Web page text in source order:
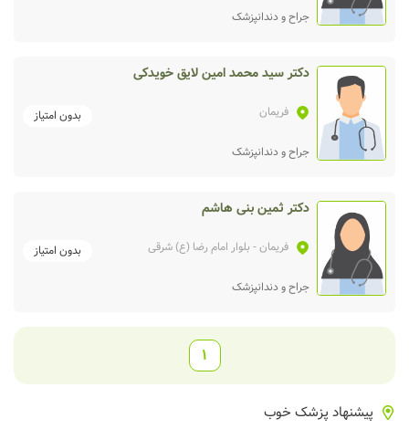
جراح و دندانپزشک
دکتر سید محمد امین لایق خویدکی
فریمان بدون امتیاز
جراح و دندانپزشک
دکتر ثمین بنی هاشم
فریمان- بلوار امام رضا (ع) شرقی بدون امتیاز
جراح و دندانپزشک
1
پیشنهاد پزشک خوب